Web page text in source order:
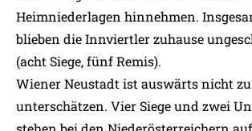
Heimniederlagen hinnehmen.
blieben die Innviertler zuhause
(acht Siege, fünf Remis).
Wiener Neustadt ist auswärts nicht zu
unterschätzen. Vier Siege und zwei